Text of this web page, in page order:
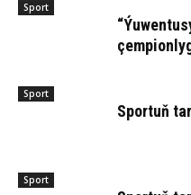
Sport
Sport
Sportuň
Sport